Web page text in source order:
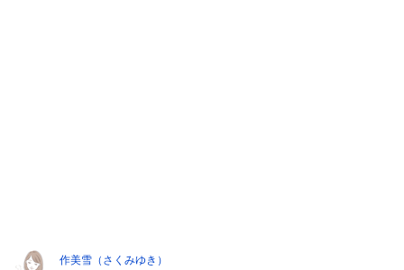
作美雪（さくみゆき）